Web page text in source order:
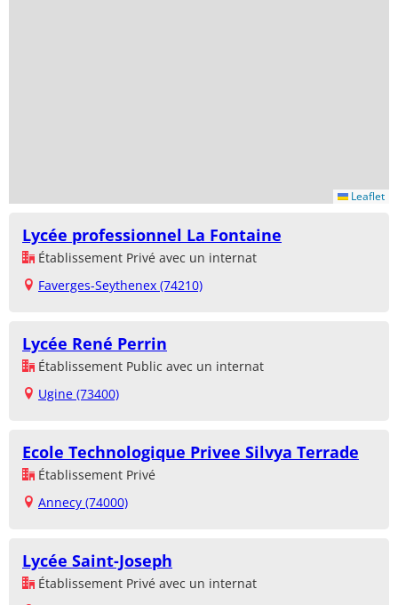
Leaflet
Lycée professionnel La Fontaine
Établissement Privé avec un internat
Faverges-Seythenex (74210)
Lycée René Perrin
Établissement Public avec un internat
Ugine (73400)
Ecole Technologique Privee Silvya Terrade
Établissement Privé
Annecy (74000)
Lycée Saint-Joseph
Établissement Privé avec un internat